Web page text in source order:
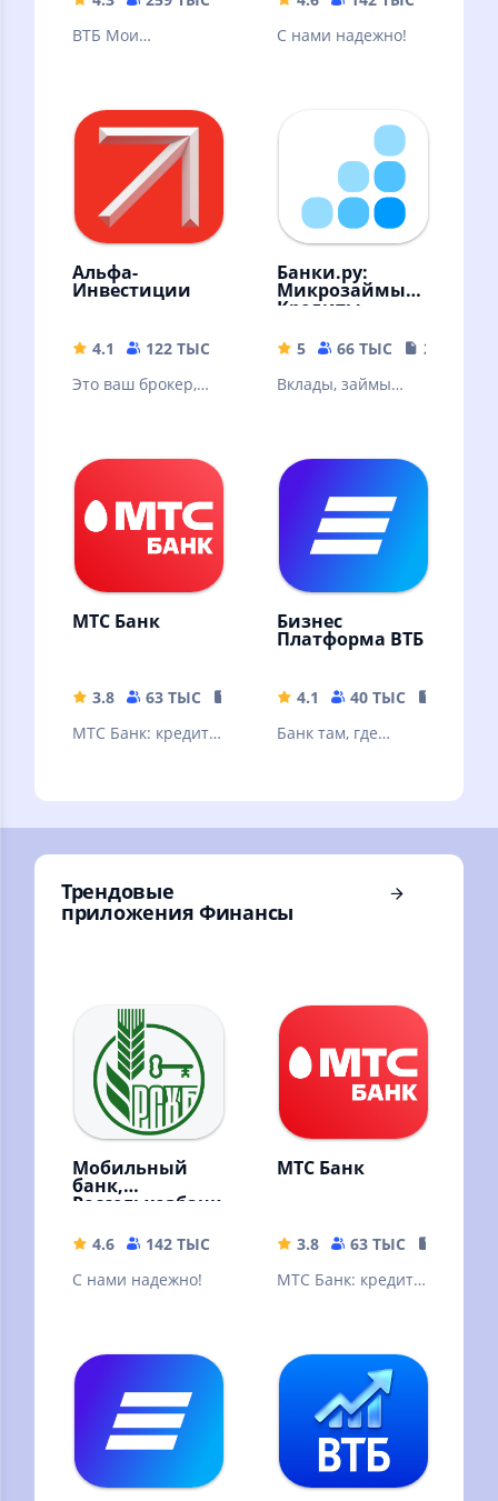
ВТБ Мои
помощник по
торговле на бирже
в смартфоне
С нами надежно!
Альфа-
Инвестиции
4.1 122 ТЫС
146.91 MB
Это ваш брокер,
облигации, ЦФА,
фонды, валюту
Банки.ру:
Микрозаймы,
Кредиты
5 66 ТЫС
22.19 MB
Вклады, займы
ипотека. Курсы
валют
МТС Банк
3.8 63 ТЫС
151.83 MB
МТС Банк: кредит,
переводы.
Бизнес
Платформа ВТБ
4.1 40 ТЫС
Банк там, где
Трендовые
приложения Финансы
Мобильный
банк,
Россельхозбанк
4.6 142 ТЫС
64.98 MB
С нами надежно!
МТС Банк
3.8 63 ТЫС
МТС Банк: кредит,
быстрые платежи,
переводы.